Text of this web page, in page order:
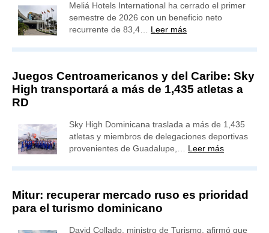
Meliá Hotels International ha cerrado el primer
semestre de 2026 con un beneficio neto
recurrente de 83,4… Leer más
Juegos Centroamericanos y del Caribe: Sky
High transportará a más de 1,435 atletas a
RD
Sky High Dominicana traslada a más de 1,435
atletas y miembros de delegaciones deportivas
provenientes de Guadalupe,… Leer más
Mitur: recuperar mercado ruso es prioridad
para el turismo dominicano
David Collado, ministro de Turismo, afirmó que